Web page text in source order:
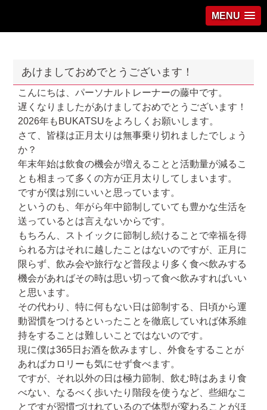
MENU
あけましておめでとうございます！
こんにちは、パーソナルトレーナーの藤中です。
遅くなりましたがあけましておめでとうございます！
2026年もBUKATSUをよろしくお願いします。
さて、皆様は正月太りは無事乗り切れましたでしょう
か？
年末年始は飲食の機会が増えることと活動量が減るこ
とも相まって多くの方が正月太りしてしまいます。
ですが僕は別にいいと思っています。
というのも、年がら年中節制していても豊かな生活を
送っているとは言えないからです。
もちろん、ストイックに節制し続けることで幸福を得
られる方はそれに越したことはないのですが、正月に
限らず、飲み会や旅行など普段より多く食べ飲みする
機会があればその時は思い切って食べ飲みすればいい
と思います。
その代わり、特に何もない日は節制する、日頃から運
動習慣をつけるといったことを徹底していれば体系維
持をすることは難しいことではないのです。
現に僕は365日お酒を飲みますし、外食をすることが
あればカロリーも気にせず食べます。
ですが、それ以外の日は極力節制、飲む時はあまり食
べない、なるべく歩いたり階段を使うなど、些細なこ
とですが習慣づけれているので体型が変わることがほ